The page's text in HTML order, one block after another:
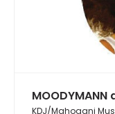
KDJ/Mahogani